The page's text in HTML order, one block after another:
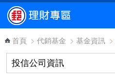
跳到主要內容區塊
首頁 > 代銷基金 > 基金資訊 >